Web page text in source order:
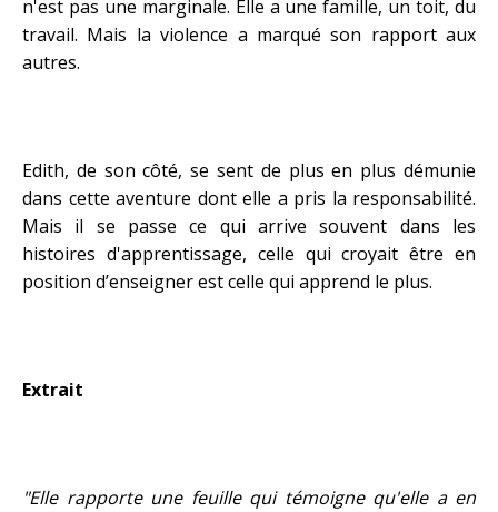
n'est pas une marginale. Elle a une famille, un toit, du
travail. Mais la violence a marqué son rapport aux
autres.
Edith, de son côté, se sent de plus en plus démunie
dans cette aventure dont elle a pris la responsabilité.
Mais il se passe ce qui arrive souvent dans les
histoires d'apprentissage, celle qui croyait être en
position d’enseigner est celle qui apprend le plus.
Extrait
"Elle rapporte une feuille qui témoigne qu'elle a en